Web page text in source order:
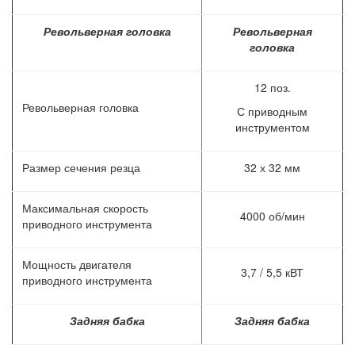
Револьверная головка
Револьверная
головка
Револьверная головка
12 поз.
С приводным
инструментом
Размер сечения резца 32 х 32 мм
Максимальная скорость
приводного инструмента
4000 об/мин
Мощность двигателя
приводного инструмента
3,7 / 5,5 кВТ
Задняя бабка Задняя бабка